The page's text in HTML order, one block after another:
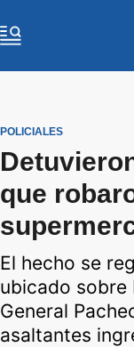
POLICIALES
que
El hecho se
ubicado sobre
General
asaltantes